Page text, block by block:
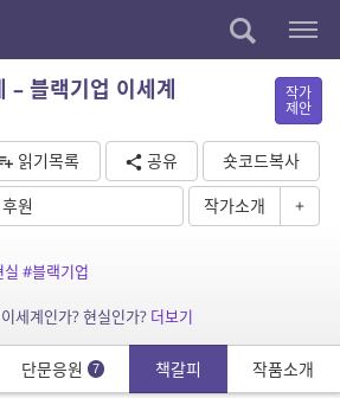
– 블랙기업 이세계 작가
제안
읽기목록 공유
숏코드복사
원
작가소개 +
실 #블랙기업
세계인가? 현실인가? 더보기
단문응원 7 책갈피 작품소개